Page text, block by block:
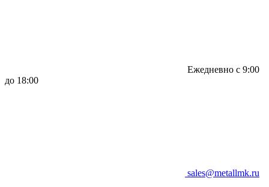
Ежедневно с 9:00
до 18:00
sales@metallmk.ru